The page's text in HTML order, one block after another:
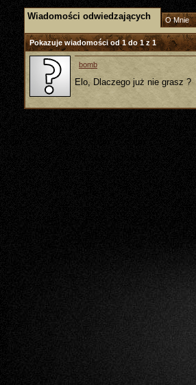
Wiadomości odwiedzających O Mnie
Pokazuje wiadomości od 1 do1z1
bomb
Elo, Dlaczego już nie grasz ?